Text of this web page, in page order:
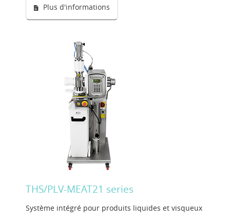
Plus d'informations
THS/PLV-MEAT21 series
Système intégré pour produits liquides et visqueux